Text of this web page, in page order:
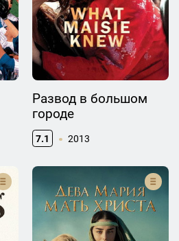
Развод в большом
городе
7.1 2013